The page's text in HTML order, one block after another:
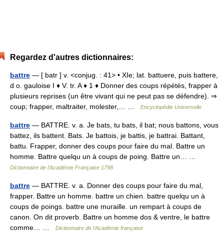
Regardez d'autres dictionnaires:
battre — [ batr ] v. <conjug. : 41> • XIe; lat. battuere, puis battere,
d o. gauloise I ♦ V. tr. A ♦ 1 ♦ Donner des coups répétés, frapper à
plusieurs reprises (un être vivant qui ne peut pas se défendre). ⇒
coup; frapper, maltraiter, molester,… …
Encyclopédie Universelle
battre — BATTRE. v. a. Je bats, tu bats, il bat; nous battons, vous
battez, ils battent. Bats. Je battois, je battis, je battrai. Battant,
battu. Frapper, donner des coups pour faire du mal. Battre un
homme. Battre quelqu un à coups de poing. Battre un… …
Dictionnaire de l'Académie Française 1798
battre — BATTRE. v. a. Donner des coups pour faire du mal,
frapper. Battre un homme. battre un chien. battre quelqu un à
coups de poings. battre une muraille. un rempart à coups de
canon. On dit proverb. Battre un homme dos & ventre, le battre
comme… …
Dictionnaire de l'Académie française